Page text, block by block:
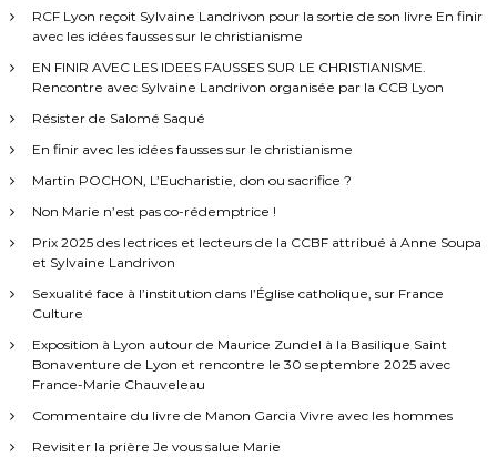
e
RCF Lyon reçoit Sylvaine Landrivon pour la sortie de son livre En finir
avec les idées fausses sur le christianisme
EN FINIR AVEC LES IDEES FAUSSES SUR LE CHRISTIANISME.
Rencontre avec Sylvaine Landrivon organisée par la CCB Lyon
Résister de Salomé Saqué
En finir avec les idées fausses sur le christianisme
Martin POCHON, L’Eucharistie, don ou sacrifice ?
Non Marie n’est pas co-rédemptrice !
Prix 2025 des lectrices et lecteurs de la CCBF attribué à Anne Soupa
et Sylvaine Landrivon
Sexualité face à l’institution dans l’Église catholique, sur France
Culture
Exposition à Lyon autour de Maurice Zundel à la Basilique Saint
Bonaventure de Lyon et rencontre le 30 septembre 2025 avec
France-Marie Chauveleau
Commentaire du livre de Manon Garcia Vivre avec les hommes
Revisiter la prière Je vous salue Marie